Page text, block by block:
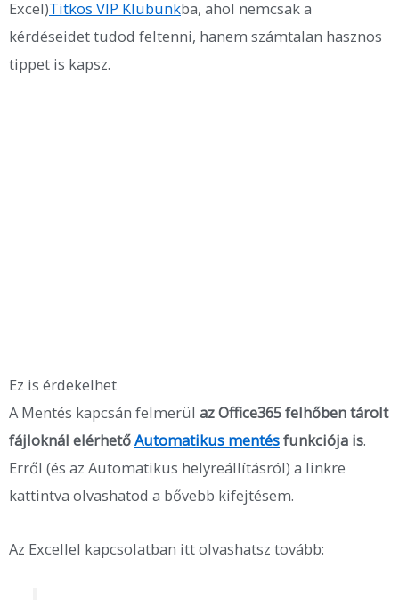
Excel)Titkos VIP Klubunkba, ahol nemcsak a
kérdéseidet tudod feltenni, hanem számtalan hasznos
tippet is kapsz.
Ez is érdekelhet
A Mentés kapcsán felmerül az Office365 felhőben tárolt
fájloknál elérhetőAutomatikus mentésfunkciója is.
Erről (és az Automatikus helyreállításról) a linkre
kattintva olvashatod a bővebb kifejtésem.
Az Excellel kapcsolatban itt olvashatsz tovább: